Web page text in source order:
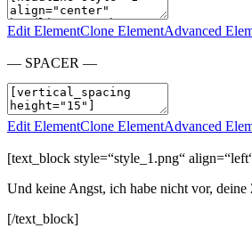
Edit ElementClone ElementAdvanced
— SPACER —
Edit ElementClone ElementAdvanced
[text_block style=“style_1.png“
Und keine Angst, ich habe nicht vor,
[/text_block]